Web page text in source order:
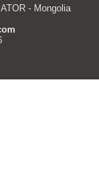
- Mongolia